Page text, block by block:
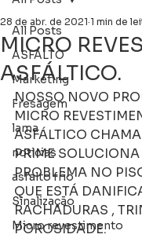
All Posts
ASFALTO
Marketing
Fresagem
lama
noticias
asfalto frio
Sinalização
Micro revestimento
MICRO
ASFÁLTICO.
28 de abr. de 2021 1 min de
NOSSO NOVO
MICRO
ASFÁLTICO
PRIME SOLUCIONA
PROBLEMA NO
QUE ESTÁ
RACHADURAS ,
POROSIDADE.